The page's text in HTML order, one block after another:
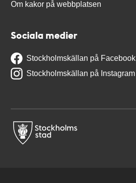
Om kakor på webbplatsen
Sociala medier
Stockholmskällan på Facebook
Stockholmskällan på Instagram